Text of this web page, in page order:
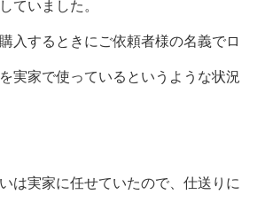
ていました。
入するときにご依頼者様の名義でロ
実家で使っているというような状況
は実家に任せていたので、仕送りに